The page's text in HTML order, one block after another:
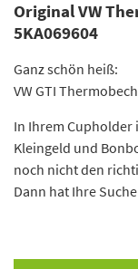
Original VW
5KA069604
Ganz schön heiß:
VW GTI
In Ihrem Cupholder
Kleingeld und
noch nicht den
Dann hat Ihre